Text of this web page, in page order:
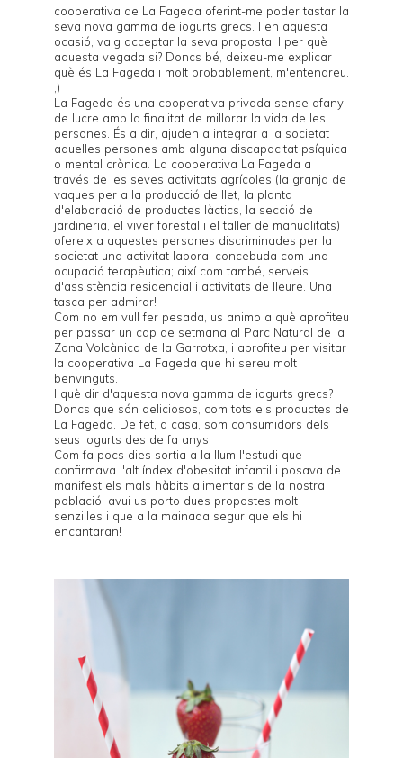
cooperativa de La Fageda oferint-me poder tastar la
seva nova gamma de iogurts grecs. I en aquesta
ocasió, vaig acceptar la seva proposta. I per què
aquesta vegada si? Doncs bé, deixeu-me explicar
què és La Fageda i molt probablement, m'entendreu.
;)
La Fageda és una cooperativa privada sense afany
de lucre amb la finalitat de millorar la vida de les
persones. És a dir, ajuden a integrar a la societat
aquelles persones amb alguna discapacitat psíquica
o mental crònica. La cooperativa La Fageda a
través de les seves activitats agrícoles (la granja de
vaques per a la producció de llet, la planta
d'elaboració de productes làctics, la secció de
jardineria, el viver forestal i el taller de manualitats)
ofereix a aquestes persones discriminades per la
societat una activitat laboral concebuda com una
ocupació terapèutica; així com també, serveis
d'assistència residencial i activitats de lleure. Una
tasca per admirar!
Com no em vull fer pesada, us animo a què aprofiteu
per passar un cap de setmana al Parc Natural de la
Zona Volcànica de la Garrotxa, i aprofiteu per visitar
la cooperativa La Fageda que hi sereu molt
benvinguts.
I què dir d'aquesta nova gamma de iogurts grecs?
Doncs que són deliciosos, com tots els productes de
La Fageda. De fet, a casa, som consumidors dels
seus iogurts des de fa anys!
Com fa pocs dies sortia a la llum l'estudi que
confirmava l'alt índex d'obesitat infantil i posava de
manifest els mals hàbits alimentaris de la nostra
població, avui us porto dues propostes molt
senzilles i que a la mainada segur que els hi
encantaran!